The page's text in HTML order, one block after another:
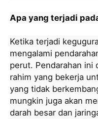
Apa yang terjadi
Ketika terjadi
mengalami
perut. Pendarahan ini
rahim yang bekerja
yang tidak
mungkin juga akan
darah besar dan